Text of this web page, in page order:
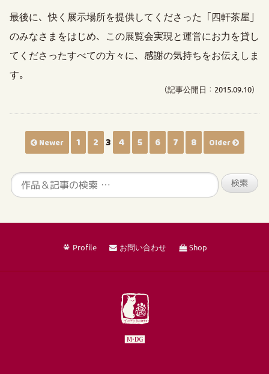
最後に、快く展示場所を提供してくださった「四軒茶屋」
のみなさまをはじめ、この展覧会実現と運営にお力を貸し
てくださったすべての方々に、感謝の気持ちをお伝えしま
す。
（記事公開日：2015.09.10）
Newer 1 2 3 4 5 6 7 8 Older
Profile お問い合わせ Shop